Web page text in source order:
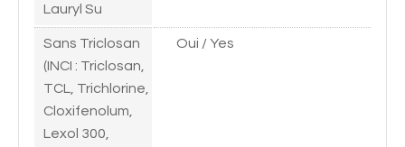
Lauryl Su
Sans Triclosan
(INCI : Triclosan,
TCL, Trichlorine,
Cloxifenolum,
Lexol 300,
Oui / Yes